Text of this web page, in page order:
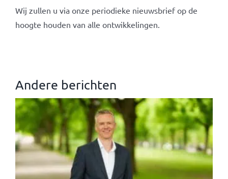
Wij zullen u via onze periodieke nieuwsbrief op de
hoogte houden van alle ontwikkelingen.
Andere berichten